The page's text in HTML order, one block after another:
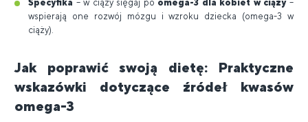
Specyfika – w ciąży sięgaj po omega-3 dla kobiet w ciąży–
wspierają one rozwój mózgu i wzroku dziecka (omega-3 w
ciąży).
Jak poprawić swoją dietę: Praktyczne
wskazówki dotyczące źródeł kwasów
omega-3